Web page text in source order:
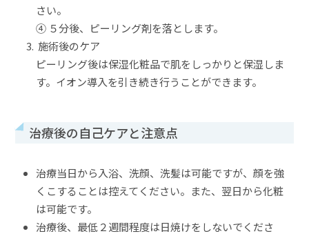
さい。
④ ５分後、ピーリング剤を落とします。
施術後のケア
ピーリング後は保湿化粧品で肌をしっかりと保湿しま
す。イオン導入を引き続き行うことができます。
治療後の自己ケアと注意点
治療当日から入浴、洗顔、洗髪は可能ですが、顔を強
くこすることは控えてください。また、翌日から化粧
は可能です。
治療後、最低２週間程度は日焼けをしないでくださ